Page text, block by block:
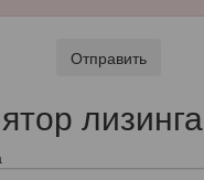
Отправить
лизинга